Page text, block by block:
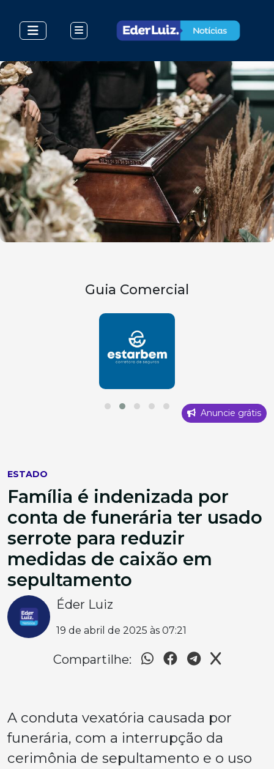
Guia Comercial
Anuncie grátis
ESTADO
Família é indenizada por
conta de funerária ter usado
serrote para reduzir
medidas de caixão em
sepultamento
Éder Luiz
19 de abril de 2025 às 07:21
Compartilhe:
A conduta vexatória causada por
funerária, com a interrupção da
cerimônia de sepultamento e o uso